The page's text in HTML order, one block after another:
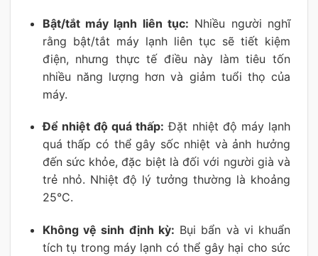
Bật/tắt máy lạnh liên tục: Nhiều người nghĩ
rằng bật/tắt máy lạnh liên tục sẽ tiết kiệm
điện, nhưng thực tế điều này làm tiêu tốn
nhiều năng lượng hơn và giảm tuổi thọ của
máy.
Để nhiệt độ quá thấp: Đặt nhiệt độ máy lạnh
quá thấp có thể gây sốc nhiệt và ảnh hưởng
đến sức khỏe, đặc biệt là đối với người già và
trẻ nhỏ. Nhiệt độ lý tưởng thường là khoảng
25°C.
Không vệ sinh định kỳ: Bụi bẩn và vi khuẩn
tích tụ trong máy lạnh có thể gây hại cho sức